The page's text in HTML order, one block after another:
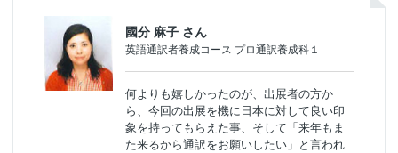
國分 麻子 さん
英語通訳者養成コース プロ通訳養成科１
何よりも嬉しかったのが、出展者の方か
ら、今回の出展を機に日本に対して良い印
象を持ってもらえた事、そして「来年もま
た来るから通訳をお願いしたい」と言われ